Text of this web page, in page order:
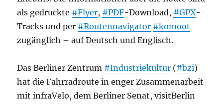
als gedruckte #Flyer, #PDF-Download, #GPX-
Tracks und per #Routennavigator #komoot
zugänglich – auf Deutsch und Englisch.
Das Berliner Zentrum #Industriekultur (#bzi)
hat die Fahrradroute in enger Zusammenarbeit
mit infraVelo, dem Berliner Senat, visitBerlin